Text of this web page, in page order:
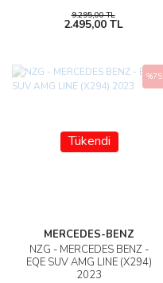
9.295,00 TL
2.495,00 TL
Tükendi
MERCEDES-BENZ
NZG - MERCEDES BENZ -
EQE SUV AMG LINE (X294)
2023
%75